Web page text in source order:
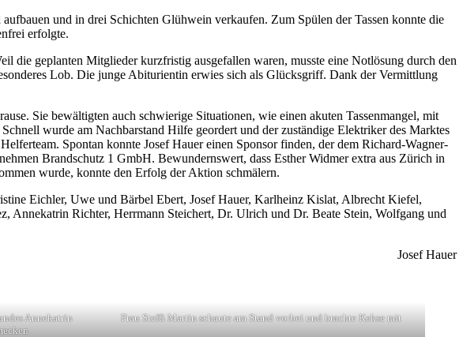
und in drei Schichten Glühwein verkaufen. Zum Spülen der Tassen konnte die
erfolgte.
die geplanten Mitglieder kurzfristig ausgefallen waren, musste eine Notlösung durch den
Lob. Die junge Abiturientin erwies sich als Glücksgriff. Dank der Vermittlung
Sie bewältigten auch schwierige Situationen, wie einen akuten Tassenmangel, mit
wurde am Nachbarstand Hilfe geordert und der zuständige Elektriker des Marktes
Spontan konnte Josef Hauer einen Sponsor finden, der dem Richard-Wagner-
Brandschutz 1 GmbH. Bewundernswert, dass Esther Widmer extra aus Zürich in
wurde, konnte den Erfolg der Aktion schmälern.
Eichler, Uwe und Bärbel Ebert, Josef Hauer, Karlheinz Kislat, Albrecht Kiefel,
Annekatrin Richter, Herrmann Steichert, Dr. Ulrich und Dr. Beate Stein, Wolfgang und
Josef Hauer
Annekatrin
Frau Steffi Martin schaute am Stand vorbei und brachte Kekse mit